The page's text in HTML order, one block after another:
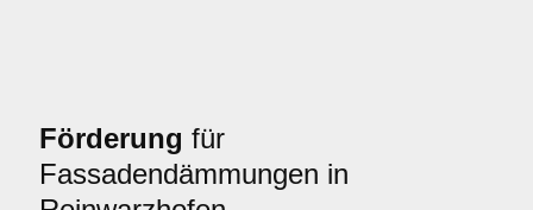
Förderung für
Fassadendämmungen in